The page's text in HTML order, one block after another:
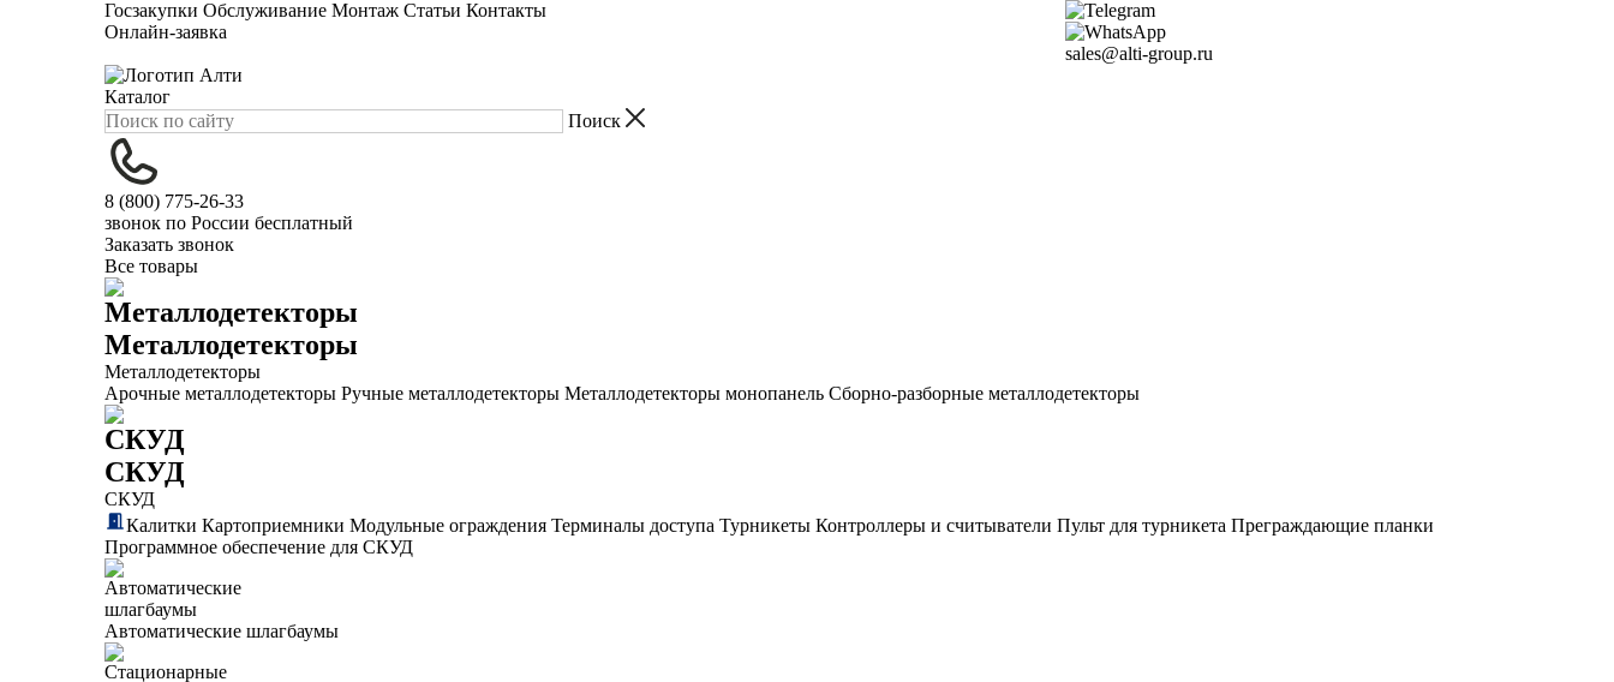
Госзакупки Обслуживание Монтаж Статьи Контакты
Онлайн-заявка
sales@alti-group.ru
Каталог
8 (800) 775-26-33
звонок по России бесплатный
Заказать звонок
Все товары
Металлодетекторы
Металлодетекторы
Арочные металлодетекторы Ручные металлодетекторы Металлодетекторы монопанель Сборно-разборные металлодетекторы
СКУД
СКУД
Калитки Картоприемники Модульные ограждения Терминалы доступа Турникеты Контроллеры и считыватели Пульт для турникета Преграждающие планки
Программное обеспечение для СКУД
Автоматические шлагбаумы